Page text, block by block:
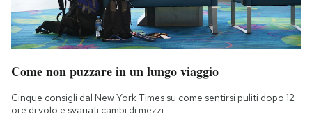
Come non puzzare in un lungo viaggio
Cinque consigli dal New York Times su come sentirsi puliti dopo 12
ore di volo e svariati cambi di mezzi